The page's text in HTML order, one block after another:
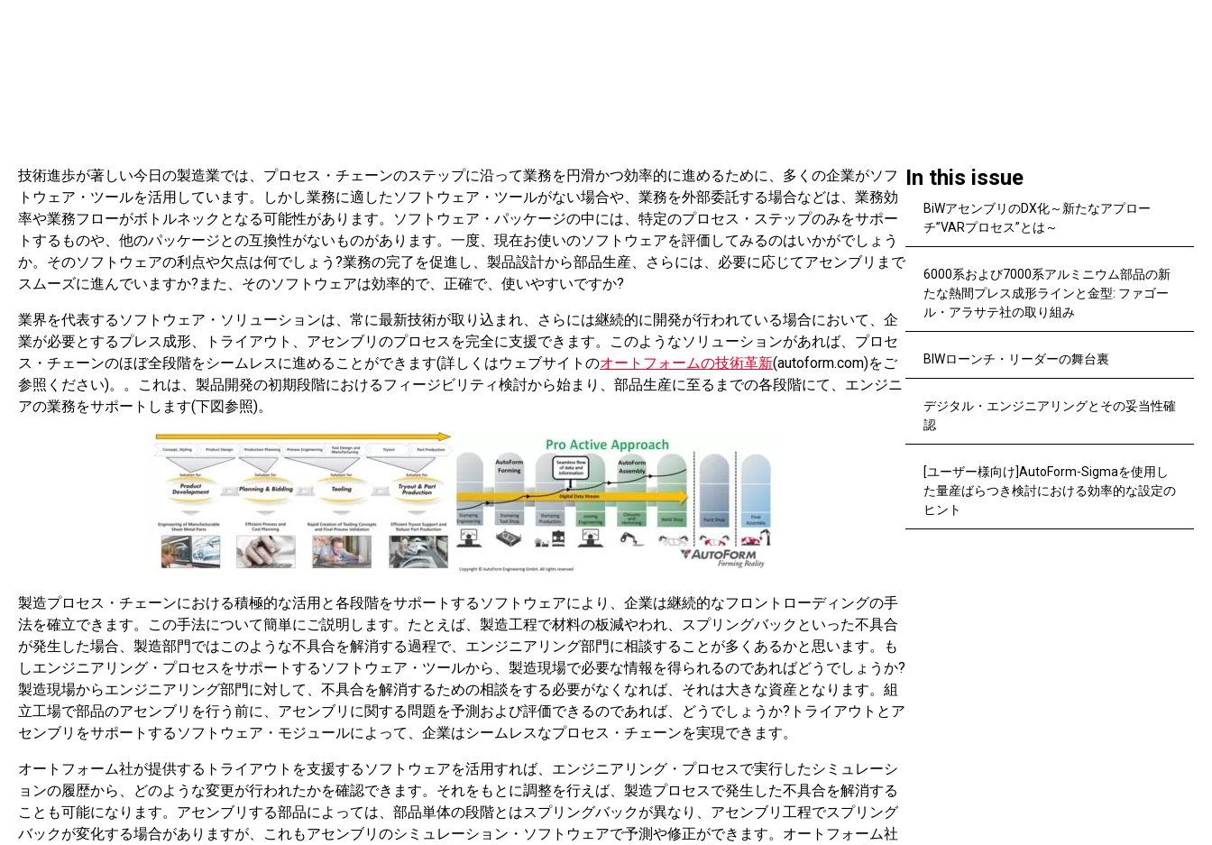
技術進歩が著しい今日の製造業では、プロセス・チェーンのステップに沿って業務を円滑かつ効率的に進めるために、多くの企業がソフ
トウェア・ツールを活用しています。しかし業務に適したソフトウェア・ツールがない場合や、業務を外部委託する場合などは、業務効
率や業務フローがボトルネックとなる可能性があります。ソフトウェア・パッケージの中には、特定のプロセス・ステップのみをサポー
トするものや、他のパッケージとの互換性がないものがあります。一度、現在お使いのソフトウェアを評価してみるのはいかがでしょう
か。そのソフトウェアの利点や欠点は何でしょう?業務の完了を促進し、製品設計から部品生産、さらには、必要に応じてアセンブリまで
スムーズに進んでいますか?また、そのソフトウェアは効率的で、正確で、使いやすいですか?
業界を代表するソフトウェア・ソリューションは、常に最新技術が取り込まれ、さらには継続的に開発が行われている場合において、企
業が必要とするプレス成形、トライアウト、アセンブリのプロセスを完全に支援できます。このようなソリューションがあれば、プロセ
ス・チェーンのほぼ全段階をシームレスに進めることができます(詳しくはウェブサイトのオートフォームの技術革新(autoform.com)をご
参照ください)。。これは、製品開発の初期段階におけるフィージビリティ検討から始まり、部品生産に至るまでの各段階にて、エンジニ
アの業務をサポートします(下図参照)。
製造プロセス・チェーンにおける積極的な活用と各段階をサポートするソフトウェアにより、企業は継続的なフロントローディングの手
法を確立できます。この手法について簡単にご説明します。たとえば、製造工程で材料の板減やわれ、スプリングバックといった不具合
が発生した場合、製造部門ではこのような不具合を解消する過程で、エンジニアリング部門に相談することが多くあるかと思います。も
しエンジニアリング・プロセスをサポートするソフトウェア・ツールから、製造現場で必要な情報を得られるのであればどうでしょうか?
製造現場からエンジニアリング部門に対して、不具合を解消するための相談をする必要がなくなれば、それは大きな資産となります。組
立工場で部品のアセンブリを行う前に、アセンブリに関する問題を予測および評価できるのであれば、どうでしょうか?トライアウトとア
センブリをサポートするソフトウェア・モジュールによって、企業はシームレスなプロセス・チェーンを実現できます。
オートフォーム社が提供するトライアウトを支援するソフトウェアを活用すれば、エンジニアリング・プロセスで実行したシミュレーシ
ョンの履歴から、どのような変更が行われたかを確認できます。それをもとに調整を行えば、製造プロセスで発生した不具合を解消する
ことも可能になります。アセンブリする部品によっては、部品単体の段階とはスプリングバックが異なり、アセンブリ工程でスプリング
バックが変化する場合がありますが、これもアセンブリのシミュレーション・ソフトウェアで予測や修正ができます。オートフォーム社
In this issue
BiWアセンブリのDX化～新たなアプロー
チ”VARプロセス”とは～
6000系および7000系アルミニウム部品の新
たな熱間プレス成形ラインと金型: ファゴー
ル・アラサテ社の取り組み
BIWローンチ・リーダーの舞台裏
デジタル・エンジニアリングとその妥当性確
認
[ユーザー様向け]AutoForm-Sigmaを使用し
た量産ばらつき検討における効率的な設定の
ヒント